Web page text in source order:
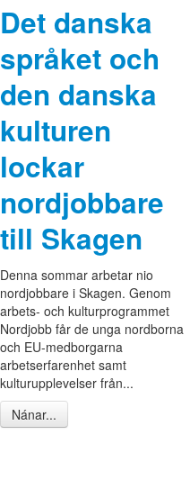
Det danska
språket och
den danska
kulturen
lockar
nordjobbare
till Skagen
Denna sommar arbetar nio
nordjobbare i Skagen. Genom
arbets- och kulturprogrammet
Nordjobb får de unga nordborna
och EU-medborgarna
arbetserfarenhet samt
kulturupplevelser från...
Nánar...